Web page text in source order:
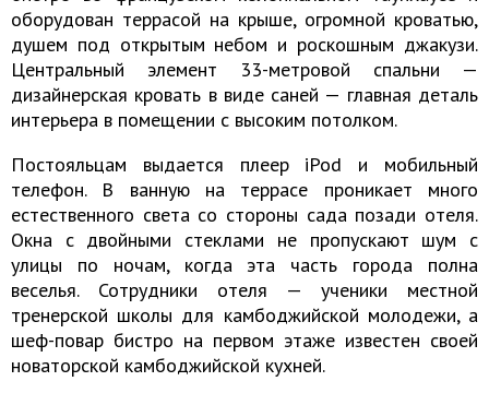
оборудован террасой на крыше, огромной кроватью,
душем под открытым небом и роскошным джакузи.
Центральный элемент 33-метровой спальни —
дизайнерская кровать в виде саней — главная деталь
интерьера в помещении с высоким потолком.
Постояльцам выдается плеер iPod и мобильный
телефон. В ванную на террасе проникает много
естественного света со стороны сада позади отеля.
Окна с двойными стеклами не пропускают шум с
улицы по ночам, когда эта часть города полна
веселья. Сотрудники отеля — ученики местной
тренерской школы для камбоджийской молодежи, а
шеф-повар бистро на первом этаже известен своей
новаторской камбоджийской кухней.